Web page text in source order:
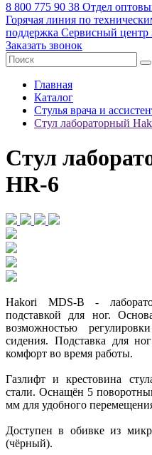
8 800 775 90 38 Отдел
Горячая линия по
поддержка Сервисный центр
Заказать звонок
Главная
Каталог
Стулья врача и
Стул лабораторный
Стул
HR-6
Hakori MDS-B -
подставкой для ног.
возможностью
сидения. Подставка для
комфорт во время работы.
Газлифт и крестовина
стали. Оснащён 5
мм для удобного
Доступен в обивке из
(чёрный).